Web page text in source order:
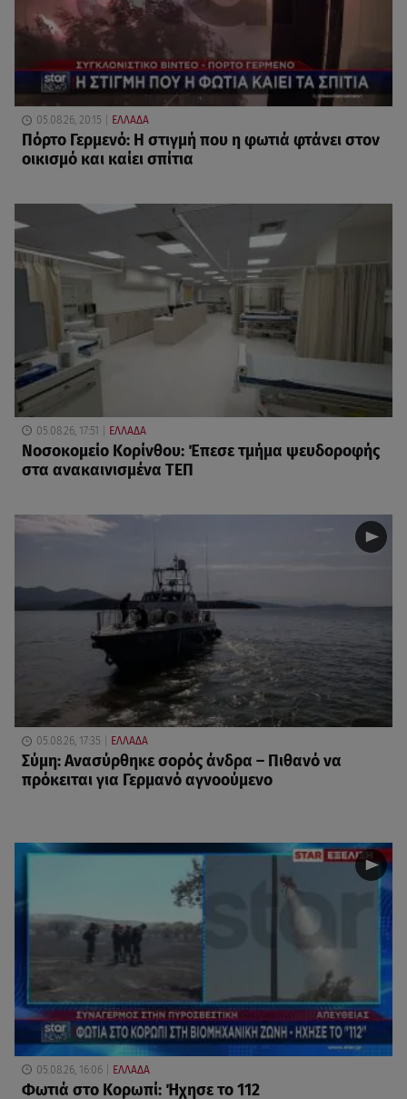
05.08.26, 20:15 ΕΛΛΑΔΑ
Πόρτο Γερμενό: Η στιγμή που η φωτιά φτάνει στον
οικισμό και καίει σπίτια
05.08.26, 17:51 ΕΛΛΑΔΑ
Νοσοκομείο Κορίνθου: Έπεσε τμήμα ψευδοροφής
στα ανακαινισμένα ΤΕΠ
05.08.26, 17:35 ΕΛΛΑΔΑ
Σύμη: Ανασύρθηκε σορός άνδρα – Πιθανό να
πρόκειται για Γερμανό αγνοούμενο
05.08.26, 16:06 ΕΛΛΑΔΑ
Φωτιά στο Κορωπί: Ήχησε το 112